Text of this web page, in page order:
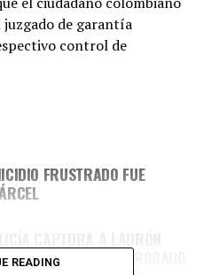
de garantía
control de
FRUSTRADO FUE
RECUPERA CAMIÓN ROBADO
READING